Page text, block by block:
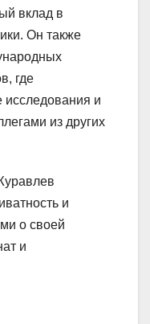
вклад в
Он также
где
исследования и
из других
и
о своей
и